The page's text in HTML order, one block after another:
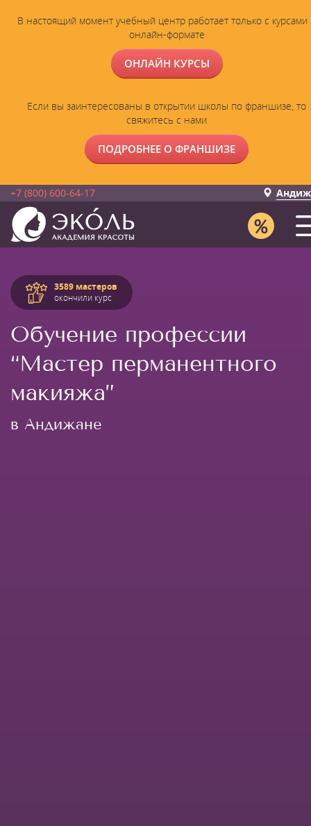
В настоящий момент учебный центр работает только с курсами
онлайн-формате
ОНЛАЙН КУРСЫ
Если вы заинтересованы в открытии школы по франшизе, то
свяжитесь с нами
ПОДРОБНЕЕ О ФРАНШИЗЕ
+7 (800) 600-64-17
3589 мастеров
окончили курс
Обучение профессии
“Мастер перманентного
макияжа”
в Андижане